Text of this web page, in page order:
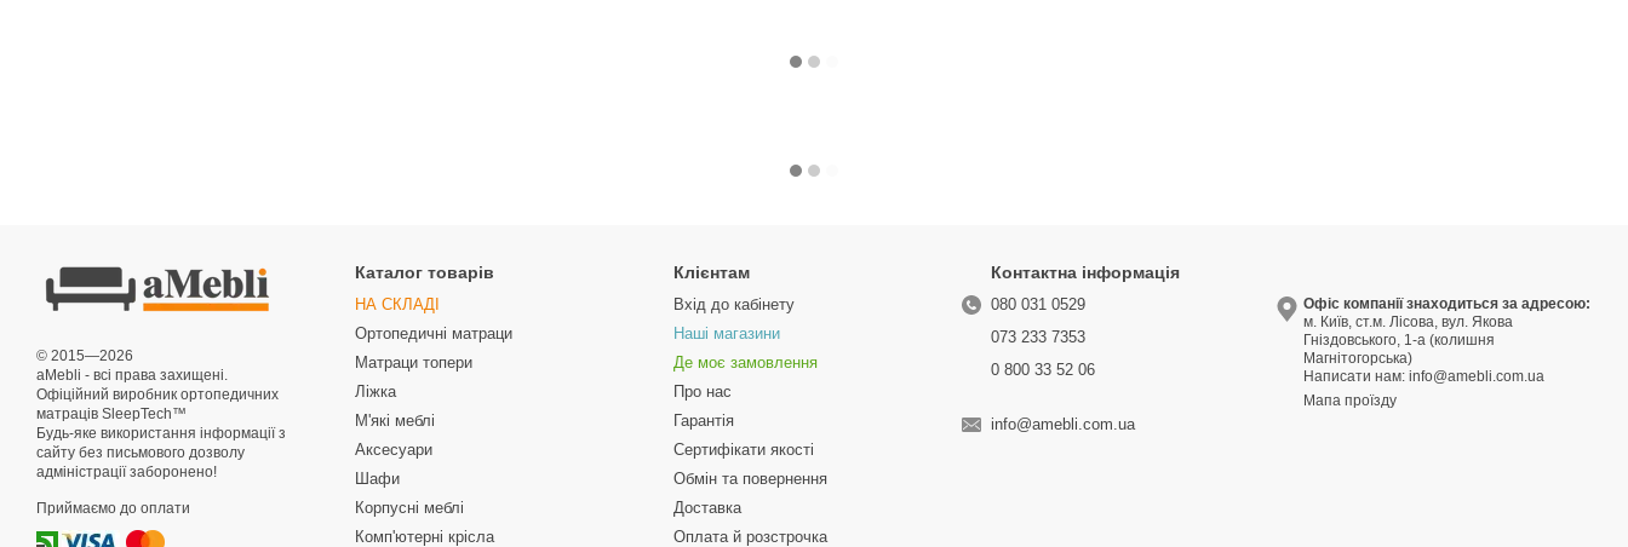
© 2015—2026
aMebli - всі права захищені.
Офіційний виробник ортопедичних
матраців SleepTech™
Будь-яке використання інформації з
сайту без письмового дозволу
адміністрації заборонено!
Приймаємо до оплати
Каталог товарів
НА СКЛАДІ
Ортопедичні матраци
Матраци топери
Ліжка
М'які меблі
Аксесуари
Шафи
Корпусні меблі
Комп'ютерні крісла
Клієнтам
Вхід до кабінету
Наші магазини
Де моє замовлення
Про нас
Гарантія
Сертифікати якості
Обмін та повернення
Доставка
Оплата й розстрочка
Контактна інформація
080 031 0529
073 233 7353
0 800 33 52 06
info@amebli.com.ua
Офіс компанії знаходиться за адресою:
м. Київ, ст.м. Лісова, вул. Якова
Гніздовського, 1-а (колишня
Магнітогорська)
Написати нам:info@amebli.com.ua
Мапа проїзду